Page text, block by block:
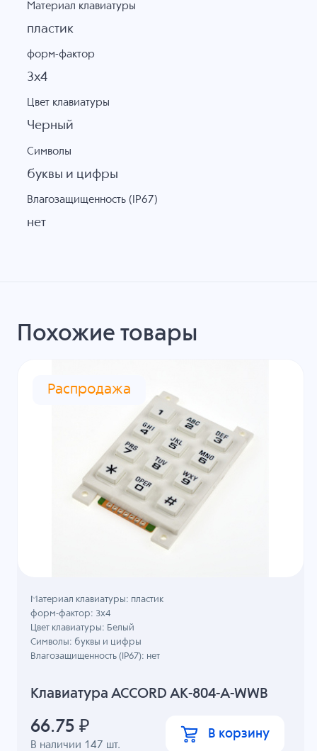
Материал клавиатуры
пластик
форм-фактор
3х4
Цвет клавиатуры
Черный
Символы
буквы и цифры
Влагозащищенность (IP67)
нет
Похожие товары
Распродажа
Клавиатура ACCORD AK-804-A-WWB
В наличии 147 шт.
Материал клавиатуры: пластик
форм-фактор: 3х4
Цвет клавиатуры: Белый
Символы: буквы и цифры
Влагозащищенность (IP67): нет
66.75 ₽ В корзину